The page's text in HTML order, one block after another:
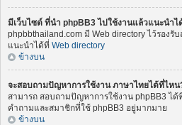
มีเว็บไซต์ ที่นำ phpBB3 ไปใช้งานแล้วแนะนำไ
phpbbthailand.com มี Web directory ไว้รองรั
แนะนำได้ที่ Web directory
ข้างบน
จะสอบถามปัญหาการใช้งาน ภาษาไทยได้ที่ไหน
สามารถ สอบถามปัญหาการใช้งาน phpBB3 ได้
คำถามและสมาชิกที่ใช้ phpBB3 อยู่มากมาย
ข้างบน